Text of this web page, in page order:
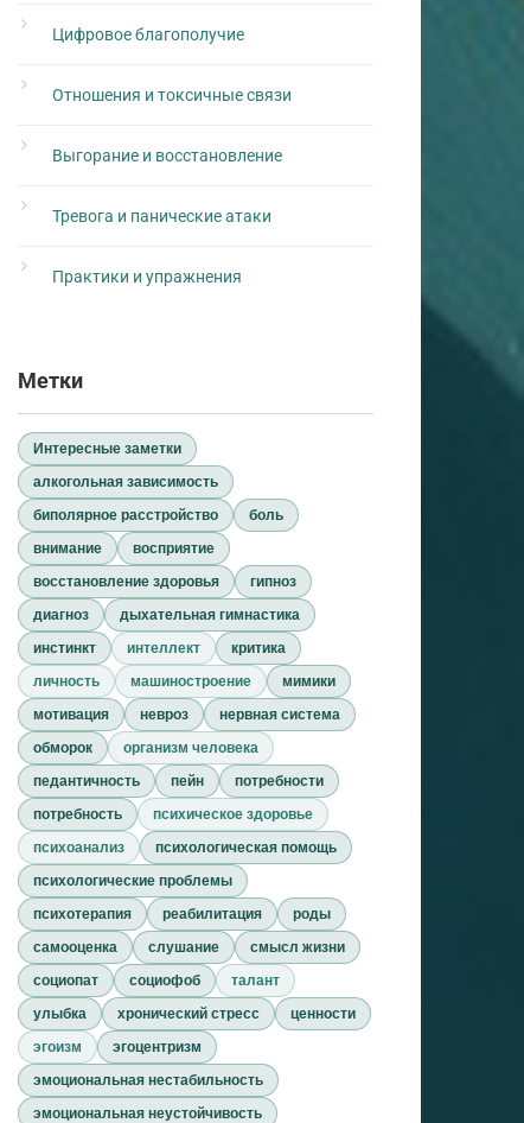
Цифровое благополучие
Отношения и токсичные связи
Выгорание и восстановление
Тревога и панические атаки
Практики и упражнения
Метки
Интересные заметки
алкогольная зависимость
биполярное расстройство
боль
внимание
восприятие
восстановление здоровья
гипноз
диагноз
дыхательная гимнастика
инстинкт
интеллект
критика
личность
машиностроение
мимики
мотивация
невроз
нервная система
обморок
организм человека
педантичность
пейн
потребности
потребность
психическое здоровье
психоанализ
психологическая помощь
психологические проблемы
психотерапия
реабилитация
роды
самооценка
слушание
смысл жизни
социопат
социофоб
талант
улыбка
хронический стресс
ценности
эгоизм
эгоцентризм
эмоциональная нестабильность
эмоциональная неустойчивость